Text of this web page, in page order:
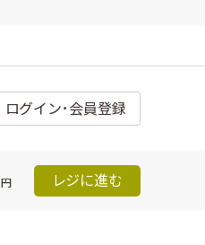
ログイン･会員登録
円 レジに進む